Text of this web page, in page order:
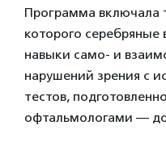
Программа включала
которого
навыки само- и
нарушений зрения с
тестов,
офтальмологами —